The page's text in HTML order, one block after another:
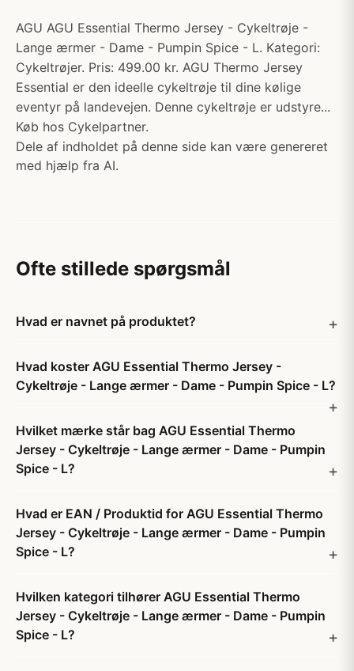
AGU AGU Essential Thermo Jersey - Cykeltrøje -
Lange ærmer - Dame - Pumpin Spice - L. Kategori:
Cykeltrøjer. Pris: 499.00 kr. AGU Thermo Jersey
Essential er den ideelle cykeltrøje til dine kølige
eventyr på landevejen. Denne cykeltrøje er udstyre...
Køb hos Cykelpartner.
Dele af indholdet på denne side kan være genereret
med hjælp fra AI.
Ofte stillede spørgsmål
Hvad er navnet på produktet?
Hvad koster AGU Essential Thermo Jersey -
Cykeltrøje - Lange ærmer - Dame - Pumpin Spice - L?
Hvilket mærke står bag AGU Essential Thermo
Jersey - Cykeltrøje - Lange ærmer - Dame - Pumpin
Spice - L?
Hvad er EAN / Produktid for AGU Essential Thermo
Jersey - Cykeltrøje - Lange ærmer - Dame - Pumpin
Spice - L?
Hvilken kategori tilhører AGU Essential Thermo
Jersey - Cykeltrøje - Lange ærmer - Dame - Pumpin
Spice - L?